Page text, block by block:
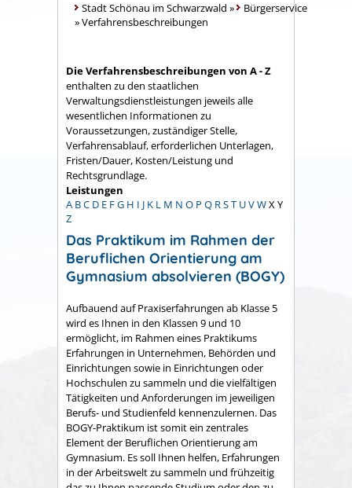
Stadt Schönau im Schwarzwald »
Bürgerservice
»Verfahrensbeschreibungen
Die Verfahrensbeschreibungen von A - Z
enthalten zu den staatlichen
Verwaltungsdienstleistungen jeweils alle
wesentlichen Informationen zu
Voraussetzungen, zuständiger Stelle,
Verfahrensablauf, erforderlichen Unterlagen,
Fristen/Dauer, Kosten/Leistung und
Rechtsgrundlage.
Leistungen
A BC D E FG H I J K L M N O P Q RST UVWX Y
Z
Das Praktikum im Rahmen der
Beruflichen Orientierung am
Gymnasium absolvieren (BOGY)
Aufbauend auf Praxiserfahrungen ab Klasse 5
wird es Ihnen in den Klassen 9 und 10
ermöglicht, im Rahmen eines Praktikums
Erfahrungen in Unternehmen, Behörden und
Einrichtungen sowie in Einrichtungen oder
Hochschulen zu sammeln und die vielfältigen
Tätigkeiten und Anforderungen im jeweiligen
Berufs- und Studienfeld kennenzulernen. Das
BOGY-Praktikum ist somit ein zentrales
Element der Beruflichen Orientierung am
Gymnasium. Es soll Ihnen helfen, Erfahrungen
in der Arbeitswelt zu sammeln und frühzeitig